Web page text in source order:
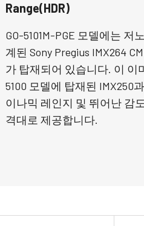
Range(HDR)
GO-5101M-PGE 모델에는 저
계된 Sony Pregius IMX264
가 탑재되어 있습니다. 이 이
5100 모델에 탑재된 IMX250
이나믹 레인지 및 뛰어난 감
격대로 제공합니다.